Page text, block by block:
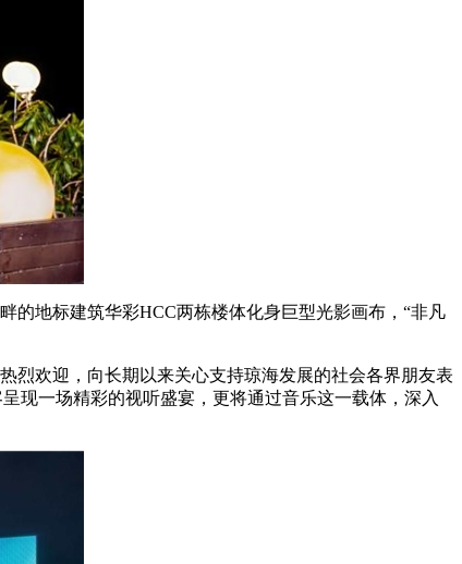
地标建筑华彩HCC两栋楼体化身巨型光影画布，“非凡
欢迎，向长期以来关心支持琼海发展的社会各界朋友表
现一场精彩的视听盛宴，更将通过音乐这一载体，深入